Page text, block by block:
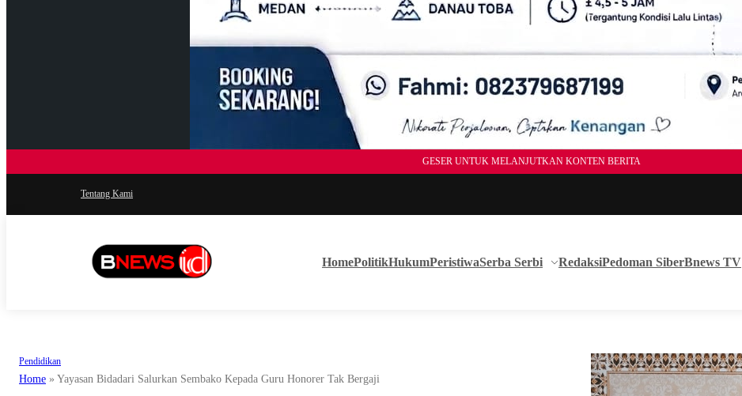
GESER UNTUK MELANJUTKAN KONTEN BERITA
Tentang Kami
HomePolitikHukumPeristiwaSerba Serbi RedaksiPedoman SiberBnews TV
Pendidikan
Home » Yayasan Bidadari Salurkan Sembako Kepada Guru Honorer Tak Bergaji